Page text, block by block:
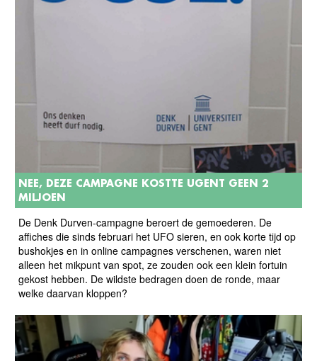
NEE, DEZE CAMPAGNE KOSTTE UGENT GEEN 2
MILJOEN
De Denk Durven-campagne beroert de gemoederen. De
affiches die sinds februari het UFO sieren, en ook korte tijd op
bushokjes en in online campagnes verschenen, waren niet
alleen het mikpunt van spot, ze zouden ook een klein fortuin
gekost hebben. De wildste bedragen doen de ronde, maar
welke daarvan kloppen?